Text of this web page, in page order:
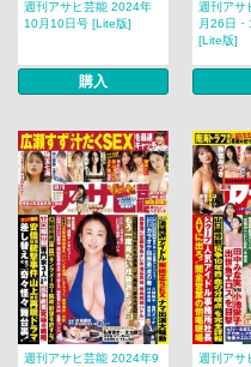
週刊アサヒ芸能 2024年
10月10日号 [Lite版]
購入
週刊アサ
月26日・
[Lite版]
週刊アサヒ芸能 2024年9
週刊アサ